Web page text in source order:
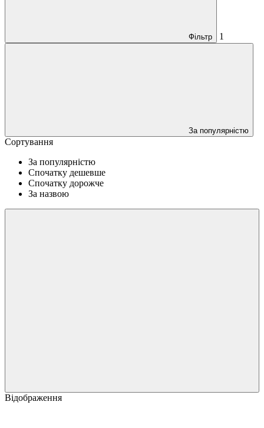
Фільтр 1
За популярністю
Сортування
За популярністю
Спочатку дешевше
Спочатку дорожче
За назвою
Відображення